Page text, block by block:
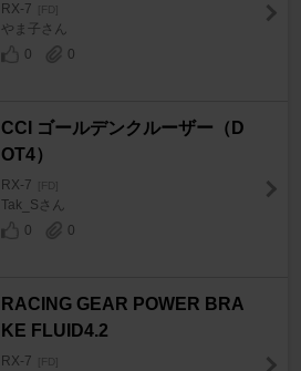
RX-7 [FD]
やま子さん
0
0
CCI ゴールデンクルーザー（D
OT4）
RX-7 [FD]
Tak_Sさん
0
0
RACING GEAR POWER BRA
KE FLUID4.2
RX-7 [FD]